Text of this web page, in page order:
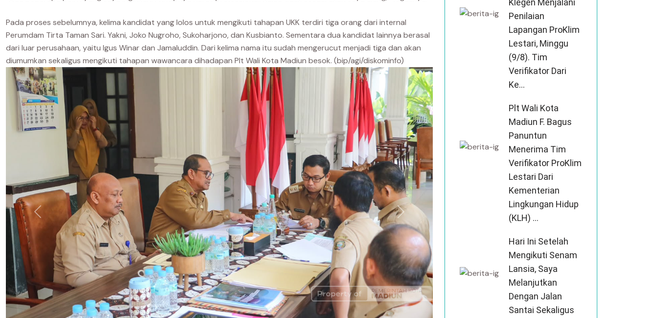
Pada proses sebelumnya, kelima kandidat yang lolos untuk mengikuti tahapan UKK terdiri tiga orang dari internal
Perumdam Tirta Taman Sari. Yakni, Joko Nugroho, Sukoharjono, dan Kusbianto. Sementara dua kandidat lainnya berasal
dari luar perusahaan, yaitu Igus Winar dan Jamaluddin. Dari kelima nama itu sudah mengerucut menjadi tiga dan akan
diumumkan sekaligus mengikuti tahapan wawancara dihadapan Plt Wali Kota Madiun besok. (bip/agi/diskominfo)
Klegen Menjalani
Penilaian
Lapangan ProKlim
Lestari, Minggu
(9/8). Tim
Verifikator Dari
Ke...
Plt Wali Kota
Madiun F. Bagus
Panuntun
Menerima Tim
Verifikator ProKlim
Lestari Dari
Kementerian
Lingkungan Hidup
(KLH) ...
Hari Ini Setelah
Mengikuti Senam
Lansia, Saya
Melanjutkan
Dengan Jalan
Santai Sekaligus